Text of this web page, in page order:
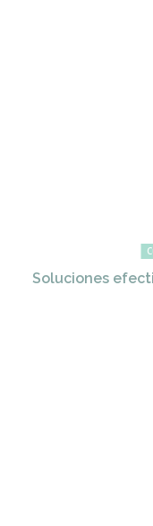
Soluciones